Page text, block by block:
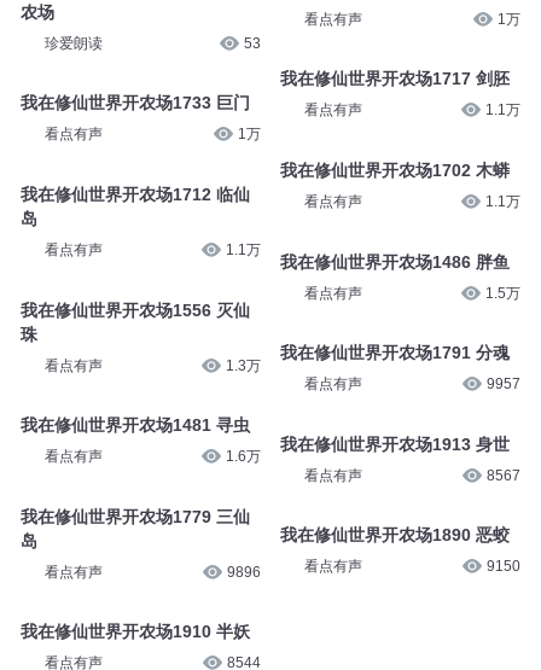
农场
珍爱朗读 53
我在修仙世界开农场1733 巨门
看点有声 1万
我在修仙世界开农场1712 临仙
岛
看点有声 1.1万
我在修仙世界开农场1556 灭仙
珠
看点有声 1.3万
我在修仙世界开农场1481 寻虫
看点有声 1.6万
我在修仙世界开农场1779 三仙
岛
看点有声 9896
我在修仙世界开农场1910 半妖
看点有声 8544
看点有声 1万
我在修仙世界开农场1717 剑胚
看点有声 1.1万
我在修仙世界开农场1702 木蟒
看点有声 1.1万
我在修仙世界开农场1486 胖鱼
看点有声 1.5万
我在修仙世界开农场1791 分魂
看点有声 9957
我在修仙世界开农场1913 身世
看点有声 8567
我在修仙世界开农场1890 恶蛟
看点有声 9150